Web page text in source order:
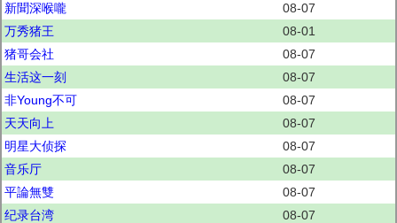
新聞深喉嚨
08-07
万秀猪王
08-01
猪哥会社
08-07
生活这一刻
08-07
非Young不可
08-07
天天向上
08-07
明星大侦探
08-07
音乐厅
08-07
平論無雙
08-07
纪录台湾
08-07